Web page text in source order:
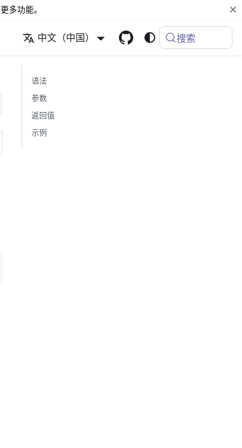
多功能。
中文（中国） 搜索
语法
参数
返回值
示例